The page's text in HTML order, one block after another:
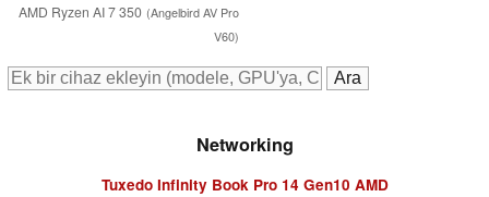
AMD Ryzen AI 7 350 (Angelbird AV Pro
V60)
Networking
Tuxedo Infinity Book Pro 14 Gen10 AMD